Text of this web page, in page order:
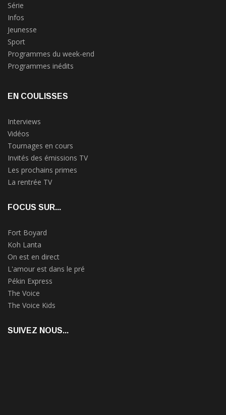
Série
Infos
Jeunesse
Sport
Programmes du week-end
Programmes inédits
EN COULISSES
Interviews
Vidéos
Tournages en cours
Invités des émissions TV
Les prochains primes
La rentrée TV
FOCUS SUR...
Fort Boyard
Koh Lanta
On est en direct
L'amour est dans le pré
Pékin Express
The Voice
The Voice Kids
SUIVEZ NOUS...